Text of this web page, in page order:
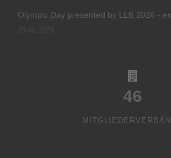
Olympic Day presented by LLB 2026 -
19.06.2026
46